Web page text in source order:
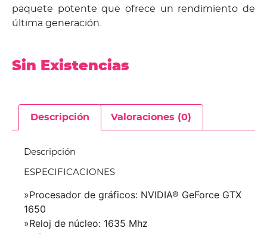
paquete potente que ofrece un rendimiento de
última generación.
Sin Existencias
Descripción Valoraciones (0)
Descripción
ESPECIFICACIONES
»Procesador de gráficos: NVIDIA® GeForce GTX
1650
»Reloj de núcleo: 1635 Mhz